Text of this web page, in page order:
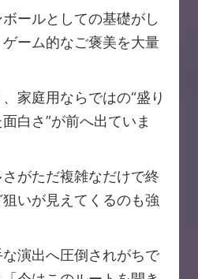
ールとしての基礎がし
ーム的なご褒美を大量
家庭用ならではの“盛り
白さ”が前へ出ていま
がただ複雑なだけで終
いが見えてくるのも強
演出へ圧倒されがちで